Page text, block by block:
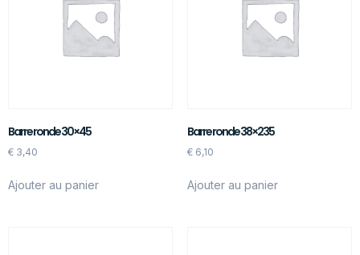
Barre ronde 30×45
€ 3,40
Ajouter au panier
Barre ronde 38×235
€6,10
Ajouter au panier